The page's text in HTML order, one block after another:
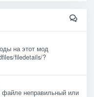
на этот мод
filedetails/?
файле неправильный или